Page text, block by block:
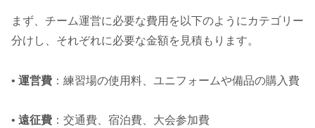
まず、チーム運営に必要な費用を以下のようにカテゴリー
分けし、それぞれに必要な金額を見積もります。
• 運営費 ：練習場の使用料、ユニフォームや備品の購入費
• 遠征費 ：交通費、宿泊費、大会参加費